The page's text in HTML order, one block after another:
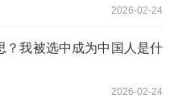
2026-02-24
？我被选中成为中国人是什
2026-02-24